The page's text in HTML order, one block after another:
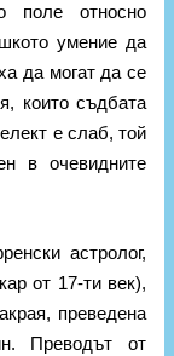
поле относно
умение да
да могат да се
които съдбата
е слаб, той
в очевидните
астролог,
от 17-ти век),
преведена
Преводът от